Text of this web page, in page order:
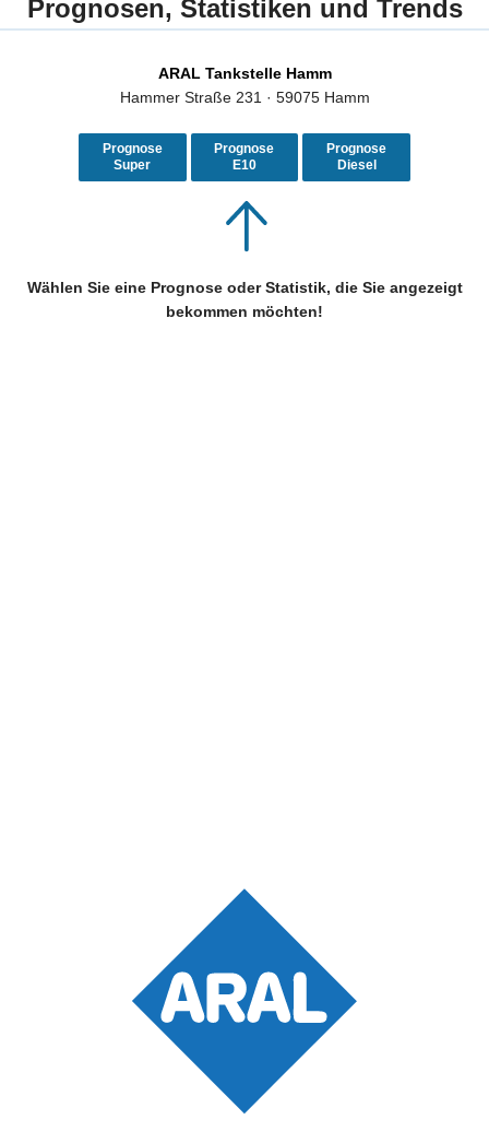
Prognosen, Statistiken und Trends
ARAL Tankstelle Hamm
Hammer Straße 231 · 59075 Hamm
Prognose
Super
Prognose
E10
Prognose
Diesel
Wählen Sie eine Prognose oder Statistik, die Sie angezeigt
bekommen möchten!